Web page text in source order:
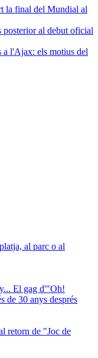
la final del Mundial al
a l'Ajax: els motius del
al parc o al
El gag d'"Oh!
de 30 anys després
retorn de "Joc de